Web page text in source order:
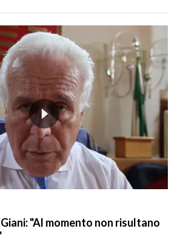
"Al momento non risultano